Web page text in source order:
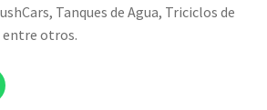
Tanques de Agua, Triciclos de
entre otros.